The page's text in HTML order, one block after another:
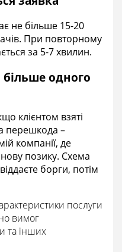
не більше 15-20
При повторному
за 5-7 хвилин.
одного
клієнтом взяті
перешкода –
компанії, де
позику. Схема
борги, потім
послуги
вимог
та інших